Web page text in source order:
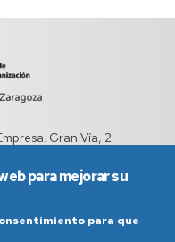
Gran Vía, 2
para mejorar su
para que